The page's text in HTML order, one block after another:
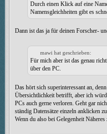
​Durch einen Klick auf eine
Namensgleichheiten gibt es
​Dann ist das ja für deinen Forscher-
mawi hat geschrieben:
​Für mich aber ist das genau
über den PC.
​Das hört sich superinteressant an,
Übersichtlichkeit betrifft, aber ich
PCs auch gerne verloren. Geht gar
ständig Datensätze einzeln anklicken
Wenn du also bei Gelegenheit